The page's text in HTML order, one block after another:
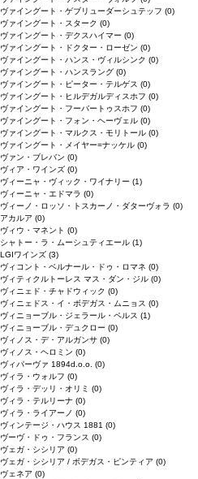
ヴァイングート・ゲブリューダーシュテッフ (0)
ヴァイングート・スターク (0)
ヴァイングート・デクスハイマー (0)
ヴァイングート・ドクター・ローゼン (0)
ヴァイングート・ハンス・ヴィルシンク (0)
ヴァイングート・ハンスラング (0)
ヴァイングート・ピーター・テルゲス (0)
ヴァイングート・ヒルデガルディスホフ (0)
ヴァイングート・フーバートゥスホフ (0)
ヴァイングート・フォン・ヘーヴェル (0)
ヴァイングート・マルクス・モリトール (0)
ヴァイングート・メイヤー=ナッケル (0)
ヴァン・ブレバン (0)
ヴィア・ワインズ (0)
ヴィーニャ・ヴィック・ワイナリー (1)
ヴィーニャ・エドマラ (0)
ヴィーノ・ロッソ・トスカーノ・ダターヴォラ (0)
アカルア (0)
ヴィウ・マネント (0)
シャトー・ラ・ムーシュティエール (1)
LGIワインズ (3)
ヴィコント・ベルナール・ドゥ・ロマネ (0)
ヴィティクルトーレス マス・ダン・ジル (0)
ヴィニェド・チャドウィック (0)
ヴィニェドス・イ・ボデガス・ムニョス (0)
ヴィニョーブル・ジェラール・ペルス (1)
ヴィニョーブル・デュクロー (0)
ヴィノス・デ・アルガンサ (0)
ヴィノス・ヘロミン (0)
ヴィパーヴァ 1894d.o.o. (0)
ヴィラ・ウォルフ (0)
ヴィラ・デッリ・オリミ (0)
ヴィラ・テルリーナ (0)
ヴィラ・ライアーノ (0)
ヴィンテージ・ハウス 1881 (0)
ヴーヴ・ドゥ・フランス (0)
ヴェガ・シシリア (0)
ヴェガ・シシリア / ボデガス・ピンティア (0)
ヴェネア (0)